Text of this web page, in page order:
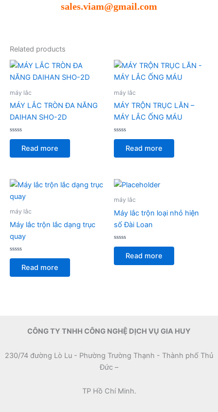
sales.viam@gmail.com
Related products
máy lắc
MÁY LẮC TRÒN ĐA NĂNG
DAIHAN SHO-2D
Rated
of
Read more
máy lắc
MÁY TRỘN TRỤC LĂN –
MÁY LẮC ỐNG MÁU
Rated
of
Read more
máy lắc
Máy lắc trộn lắc dạng trục
quay
Rated
of
Read more
máy lắc
Máy lắc trộn loại nhỏ hiện
số Đài Loan
Rated
of
Read more
CÔNG TY TNHH CÔNG NGHỆ DỊCH VỤ GIA HUY
230/74 đường Lò Lu - Phường Trường Thạnh - Thành phố Thủ
Đức –
TP Hồ Chí Minh.